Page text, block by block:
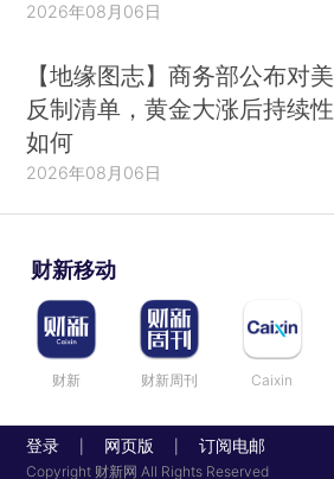
2026年08月06日
【地缘图志】商务部公布对美
反制清单，黄金大涨后持续性
如何
2026年08月06日
财新移动
财新 财新周刊 Caixin
登录 网页版 订阅电邮
Copyright 财新网 All Rights Reserved